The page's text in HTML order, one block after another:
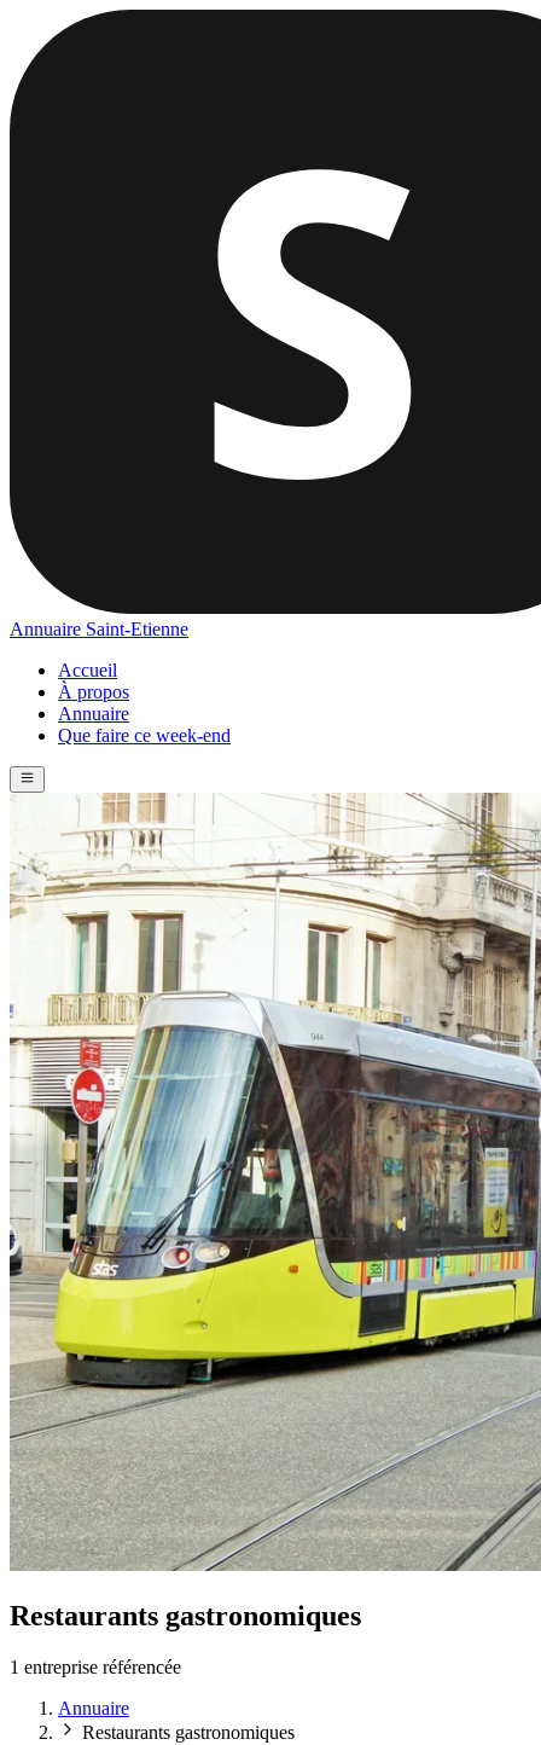
Annuaire Saint-Etienne
Accueil
À propos
Annuaire
Que faire ce week-end
Restaurants gastronomiques
1 entreprise référencée
Annuaire
Restaurants gastronomiques